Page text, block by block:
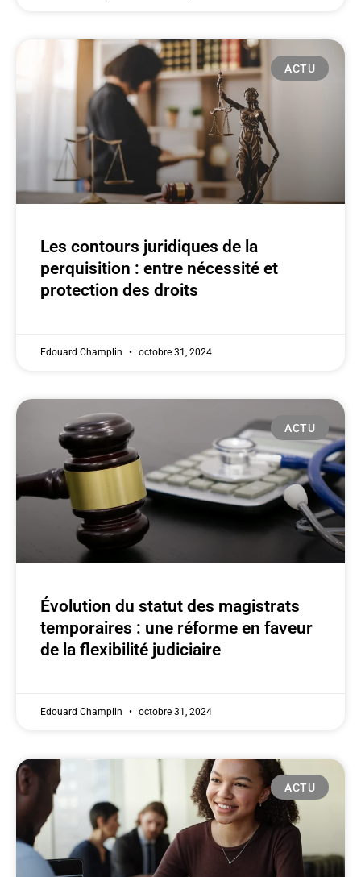
ACTU
Les contours juridiques de la
perquisition : entre nécessité et
protection des droits
Edouard Champlin octobre 31, 2024
ACTU
Évolution du statut des magistrats
temporaires : une réforme en faveur
de la flexibilité judiciaire
Edouard Champlin octobre 31, 2024
ACTU